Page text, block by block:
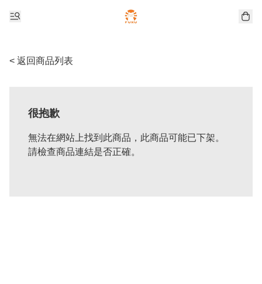
< 返回商品列表
很抱歉
無法在網站上找到此商品，此商品可能已下架。
請檢查商品連結是否正確。